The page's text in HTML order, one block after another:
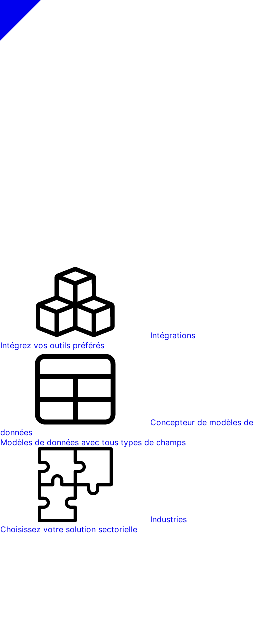
Intégrations
Intégrez vos outils préférés
Concepteur de modèles de
données
Modèles de données avec tous types de champs
Industries
Choisissez votre solution sectorielle